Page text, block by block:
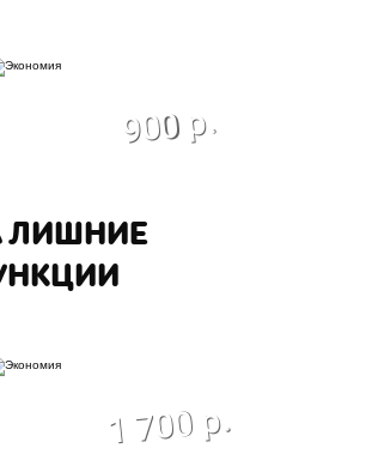
900 р.
ЛИШНИЕ
1 700 р.